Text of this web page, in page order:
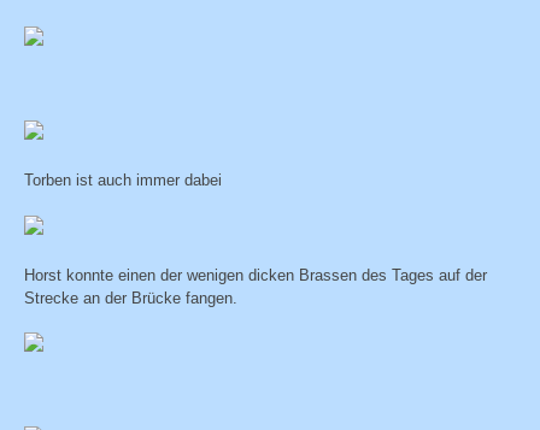
Torben ist auch immer dabei
Horst konnte einen der wenigen dicken Brassen des Tages auf der
Strecke an der Brücke fangen.